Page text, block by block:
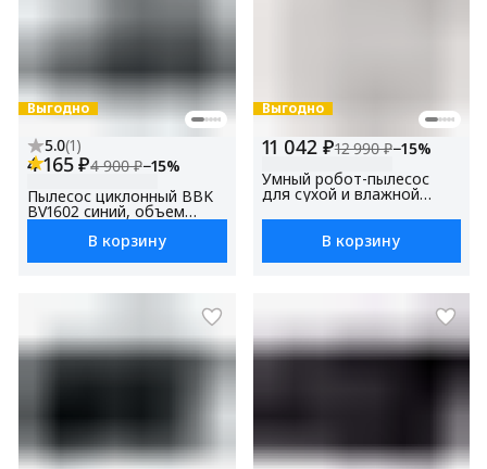
Выгодно
5.0(1)
4 165 ₽4 900 ₽−15%
Пылесос циклонный BBK
BV1602 синий, объем
пылесборника 2 л,
мощность всасывания
300 Вт, НЕРА фильтр
В корзину
Выгодно
11 042 ₽12 990 ₽−15%
Умный робот-пылесос
для сухой и влажной
уборки BBK BV3503 /
Яндекс Алиса / мощность
всасывания 3500 Па
В корзину